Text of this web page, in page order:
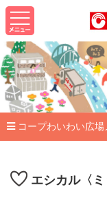
コープわいわい広場
エシカル〈